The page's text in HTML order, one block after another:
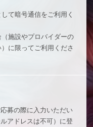
て暗号通信をご利用く
施設やプロバイダーの
に限ってご利用くださ
募の際に入力いただい
アドレスは不可）に登